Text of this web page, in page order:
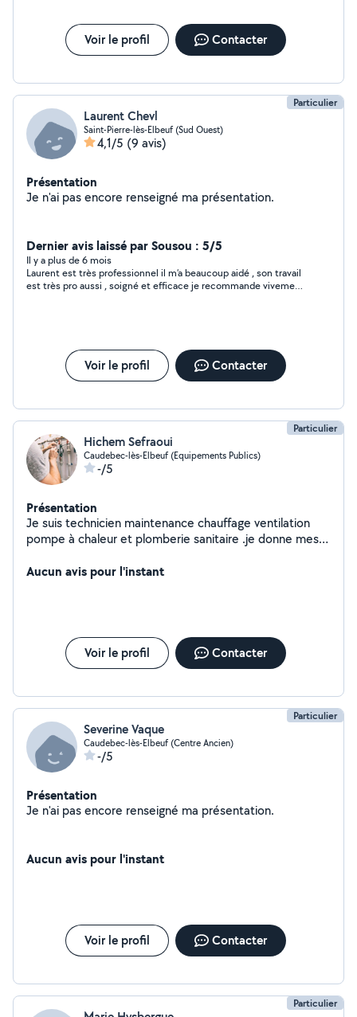
Voir le profil Contacter
Particulier
Laurent Chevl
Saint-Pierre-lès-Elbeuf (Sud Ouest)
4,1/5 (9 avis)
Présentation
Je n'ai pas encore renseigné ma présentation.
Dernier avis laissé par Sousou : 5/5
Il y a plus de 6 mois
Laurent est très professionnel il m’a beaucoup aidé , son travail
est très pro aussi , soigné et efficace je recommande vivement
Voir le profil Contacter
Particulier
Hichem Sefraoui
Caudebec-lès-Elbeuf (Equipements Publics)
-/5
Présentation
Je suis technicien maintenance chauffage ventilation
pompe à chaleur et plomberie sanitaire .je donne mes
Aucun avis pour l'instant
Voir le profil Contacter
Particulier
Severine Vaque
Caudebec-lès-Elbeuf (Centre Ancien)
-/5
Présentation
Je n'ai pas encore renseigné ma présentation.
Aucun avis pour l'instant
Voir le profil Contacter
Particulier